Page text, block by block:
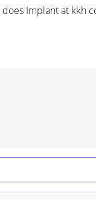
Implant at kkh